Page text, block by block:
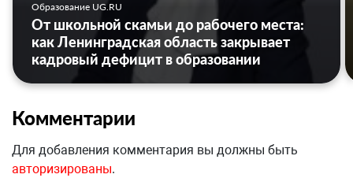
Образование UG.RU
От школьной скамьи до рабочего места:
как Ленинградская область закрывает
кадровый дефицит в образовании
Комментарии
Для добавления комментария вы должны быть
авторизированы.